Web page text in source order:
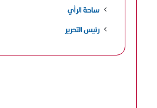
ساحة الرأي
رئيس التحرير